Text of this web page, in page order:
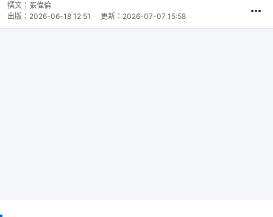
撰文： 張偉倫
出版： 2026-06-18 12:51 更新： 2026-07-07 15:58